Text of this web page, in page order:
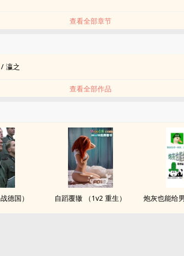
查看全部章节
/ 瀛之
查看全部作品
德国） 自蹈覆辙 （1v2 重生） 炮灰也能给